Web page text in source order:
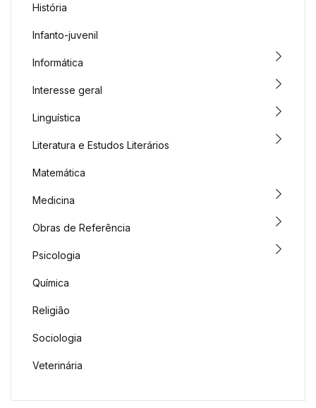
História
Infanto-juvenil
Informática
Interesse geral
Linguística
Literatura e Estudos Literários
Matemática
Medicina
Obras de Referência
Psicologia
Química
Religião
Sociologia
Veterinária